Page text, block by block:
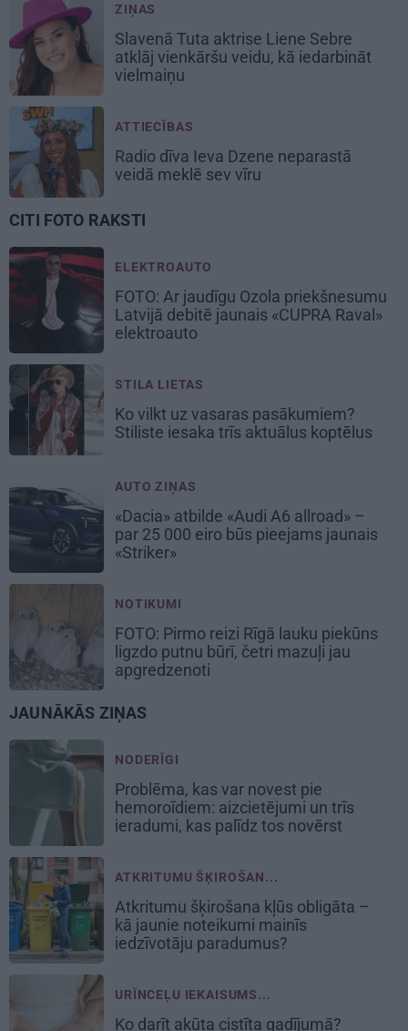
ZIŅAS
Slavenā Tuta aktrise Liene Sebre
atklāj vienkāršu veidu, kā iedarbināt
vielmaiņu
ATTIECĪBAS
Radio dīva Ieva Dzene neparastā
veidā meklē sev vīru
CITI FOTO RAKSTI
ELEKTROAUTO
FOTO: Ar jaudīgu Ozola priekšnesumu
Latvijā debitē jaunais «CUPRA Raval»
elektroauto
STILA LIETAS
Ko vilkt uz vasaras pasākumiem?
Stiliste iesaka trīs aktuālus koptēlus
AUTO ZIŅAS
«Dacia» atbilde «Audi A6 allroad» –
par 25 000 eiro būs pieejams jaunais
«Striker»
NOTIKUMI
FOTO: Pirmo reizi Rīgā lauku piekūns
ligzdo putnu būrī, četri mazuļi jau
apgredzenoti
JAUNĀKĀS ZIŅAS
NODERĪGI
Problēma, kas var novest pie
hemoroīdiem: aizcietējumi un trīs
ieradumi, kas palīdz tos novērst
ATKRITUMU ŠĶIROŠAN...
Atkritumu šķirošana kļūs obligāta –
kā jaunie noteikumi mainīs
iedzīvotāju paradumus?
URĪNCEĻU IEKAISUMS...
Ko darīt akūta cistīta gadījumā?